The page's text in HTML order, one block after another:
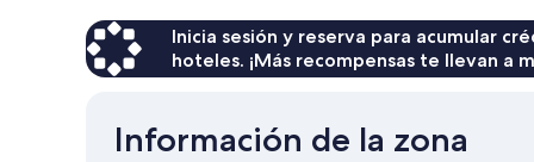
$101
Inicia sesión y reserva para acumular
hoteles. ¡Más recompensas te llevan a
Información de la zona